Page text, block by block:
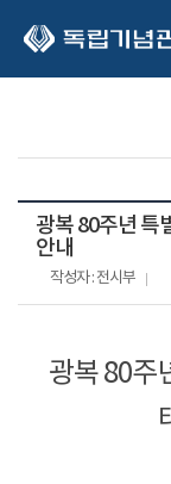
광복 80주년 특
안내
작성자 : 전시부
광복 80주